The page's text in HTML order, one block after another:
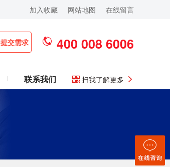
加入收藏 网站地图 在线留言
提交需求 400 008 6006
联系我们 扫我了解更多